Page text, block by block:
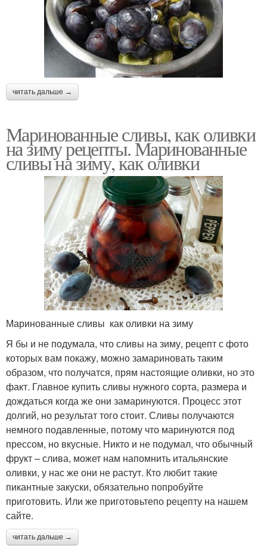
читать дальше →
Маринованные сливы, как оливки
на зиму рецепты. Маринованные
сливы на зиму, как оливки
Маринованные сливы как оливки на зиму
Я бы и не подумала, что сливы на зиму, рецепт с фото
которых вам покажу, можно замариновать таким
образом, что получатся, прям настоящие оливки, но это
факт. Главное купить сливы нужного сорта, размера и
дождаться когда же они замаринуются. Процесс этот
долгий, но результат того стоит. Сливы получаются
немного подавленные, потому что маринуются под
прессом, но вкусные. Никто и не подумал, что обычный
фрукт – слива, может нам напомнить итальянские
оливки, у нас же они не растут. Кто любит такие
пикантные закуски, обязательно попробуйте
приготовить. Или же приготовьтепо рецепту на нашем
сайте.
читать дальше →